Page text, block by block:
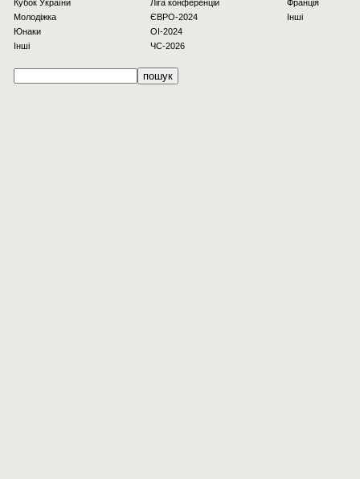
Кубок України
Молодіжка
Юнаки
Інші
Ліга конференцій
ЄВРО-2024
OI-2024
ЧС-2026
Франція
Інші